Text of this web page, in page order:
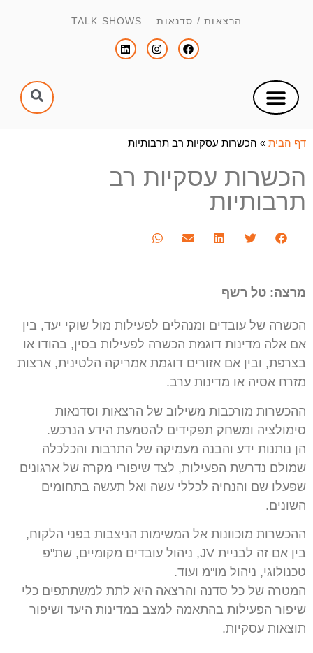
הרצאות / סדנאות TALK SHOWS
דף הבית » הכשרות עסקיות רב תרבותיות
הכשרות עסקיות רב
תרבותיות
מרצה: טל רשף
הכשרה של עובדים ומנהלים לפעילות מול שוקי יעד, בין
אם אלה מדינות דוגמת הכשרה לפעילות בסין, בהודו או
בצרפת, ובין אם אזורים דוגמת אמריקה הלטינית, ארצות
מזרח אסיה או מדינות ערב.
ההכשרות מורכבות משילוב של הרצאות וסדנאות
סימולציה ומשחק תפקידים להטמעת הידע הנרכש.
הן נותנות ידע והבנה מעמיקה של התרבות והכלכלה
שמולם נדרשת הפעילות, לצד שיפורי מקרה של ארגונים
שפעלו שם והנחיה לכללי עשה ואל תעשה בתחומים
השונים.
ההכשרות מוכוונות אל המשימות הניצבות בפני הלקוח,
בין אם זה לבניית JV, ניהול עובדים מקומיים, שת"פ
טכנולוגי, ניהול מו"מ ועוד.
המטרה של כל סדנה והרצאה היא לתת למשתתפים כלי
שיפור הפעילות בהתאמה למצב במדינות היעד ושיפור
תוצאות עסקיות.